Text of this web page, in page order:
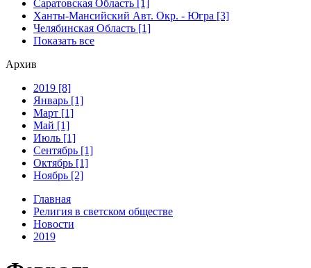
Саратовская Область [1]
Ханты-Мансийский Авт. Окр. - Югра [3]
Челябинская Область [1]
Показать все
Архив
2019 [8]
Январь [1]
Март [1]
Май [1]
Июль [1]
Сентябрь [1]
Октябрь [1]
Ноябрь [2]
Главная
Религия в светском обществе
Новости
2019